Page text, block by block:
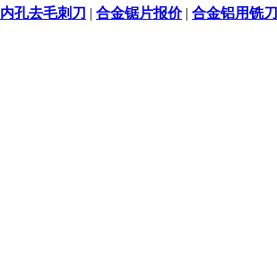
内孔去毛刺刀 | 合金锯片报价| 合金铝用铣